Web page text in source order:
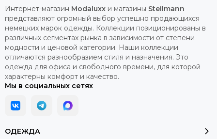
ОДЕЖДА
Интернет-магазин Modaluxx и магазины Steilmann
представляют огромный выбор успешно продающихся
немецких марок одежды. Коллекции позиционированы в
различных сегментах рынка в зависимости от степени
модности и ценовой категории. Наши коллекции
отличаются разнообразием стиля и назначения. Это
одежда для офиса и свободного времени, для которой
характерны комфорт и качество.
Мы в социальных сетях